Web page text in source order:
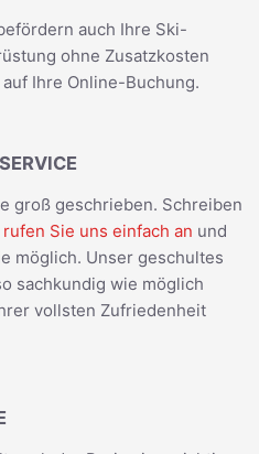
auch Ihre Ski-
ohne Zusatzkosten
Ihre Online-Buchung.
groß geschrieben. Schreiben
rufen Sie uns einfach an und
möglich. Unser geschultes
sachkundig wie möglich
vollsten Zufriedenheit